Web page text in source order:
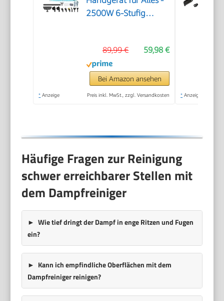
2500W 6-Stufig
Dampf, 15s
Aufheizzeit, Tragbar
mit 10 Zubehörteilen,
Dampfreinigung für
59,98 €
89,99 €
Bei Amazon ansehen
* Anzeige Preis inkl. MwSt., zzgl. Versandkosten * Anzeige
Häufige Fragen zur Reinigung
schwer erreichbarer Stellen mit
dem Dampfreiniger
Wie tief dringt der Dampf in enge Ritzen und Fugen
ein?
Kann ich empfindliche Oberflächen mit dem
Dampfreiniger reinigen?